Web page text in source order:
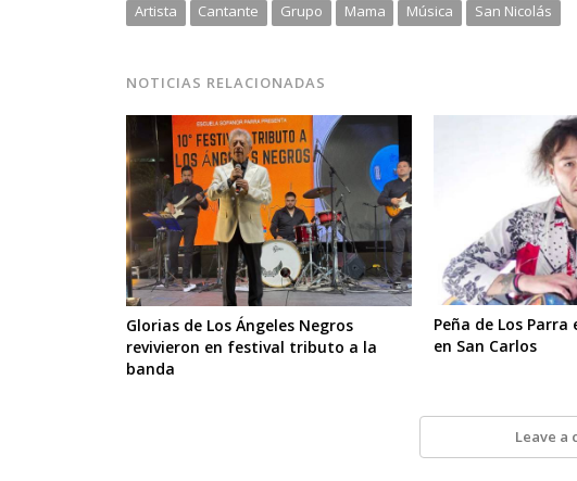
Artista Cantante Grupo Mama Música San Nicolás
NOTICIAS RELACIONADAS
Glorias de Los Ángeles Negros
revivieron en festival tributo a la
banda
Peña de Los
en San Carlos
Leave a